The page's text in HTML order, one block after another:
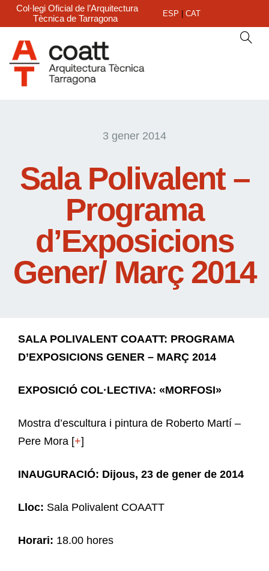
Col·legi Oficial de l’Arquitectura
Tècnica de Tarragona
ESP CAT
3 gener 2014
Sala Polivalent –
Programa
d’Exposicions
Gener/ Març 2014
SALA POLIVALENT COAATT: PROGRAMA
D’EXPOSICIONS GENER – MARÇ 2014
EXPOSICIÓ COL·LECTIVA: «MORFOSI»
Mostra d’escultura i pintura de Roberto Martí –
Pere Mora [+]
INAUGURACIÓ: Dijous, 23 de gener de 2014
Lloc: Sala Polivalent COAATT
Horari: 18.00 hores